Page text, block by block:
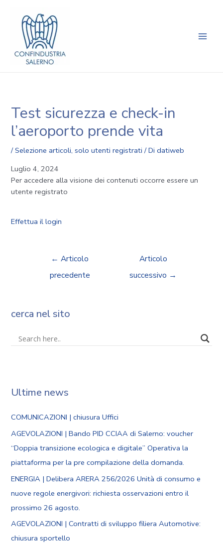
contenuto
Test sicurezza e check-in
l’aeroporto prende vita
/Selezione articoli,solo utenti registrati / Didatiweb
Luglio 4, 2024
Per accedere alla visione dei contenuti occorre essere un
utente registrato
Effettua il login
articoli
← Articolo
precedente
Articolo
successivo →
cerca nel sito
Ultime news
COMUNICAZIONI | chiusura Uffici
AGEVOLAZIONI | Bando PID CCIAA di Salerno: voucher
“Doppia transizione ecologica e digitale” Operativa la
piattaforma per la pre compilazione della domanda.
ENERGIA | Delibera ARERA 256/2026 Unità di consumo e
nuove regole energivori: richiesta osservazioni entro il
prossimo 26 agosto.
AGEVOLAZIONI | Contratti di sviluppo filiera Automotive:
chiusura sportello